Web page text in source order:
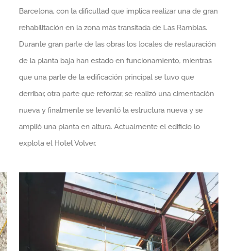
Barcelona, con la dificultad que implica realizar una de gran
rehabilitación en la zona más transitada de Las Ramblas.
Durante gran parte de las obras los locales de restauración
de la planta baja han estado en funcionamiento, mientras
que una parte de la edificación principal se tuvo que
derribar, otra parte que reforzar, se realizó una cimentación
nueva y finalmente se levantó la estructura nueva y se
amplió una planta en altura. Actualmente el edificio lo
explota el Hotel Volver.